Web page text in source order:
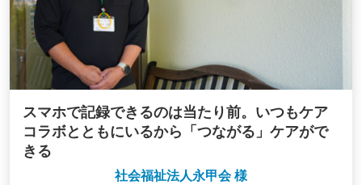
スマホで記録できるのは当たり前。いつもケア
コラボとともにいるから「つながる」ケアがで
きる
社会福祉法人永甲会 様